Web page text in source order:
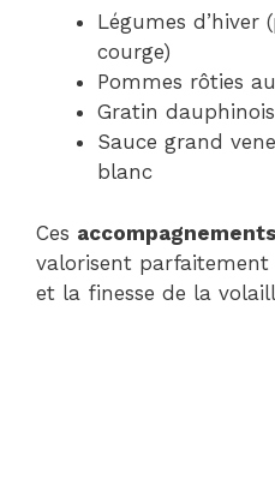
Légumes d’hiver
courge)
Pommes rôties
Gratin dauphinois
Sauce grand
blanc
Ces
valorisent
et la finesse de la